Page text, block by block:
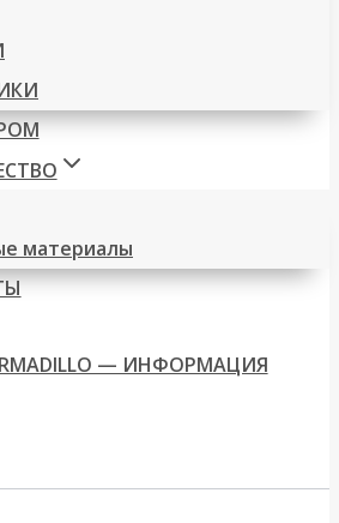
материалы
— ИНФОРМАЦИЯ